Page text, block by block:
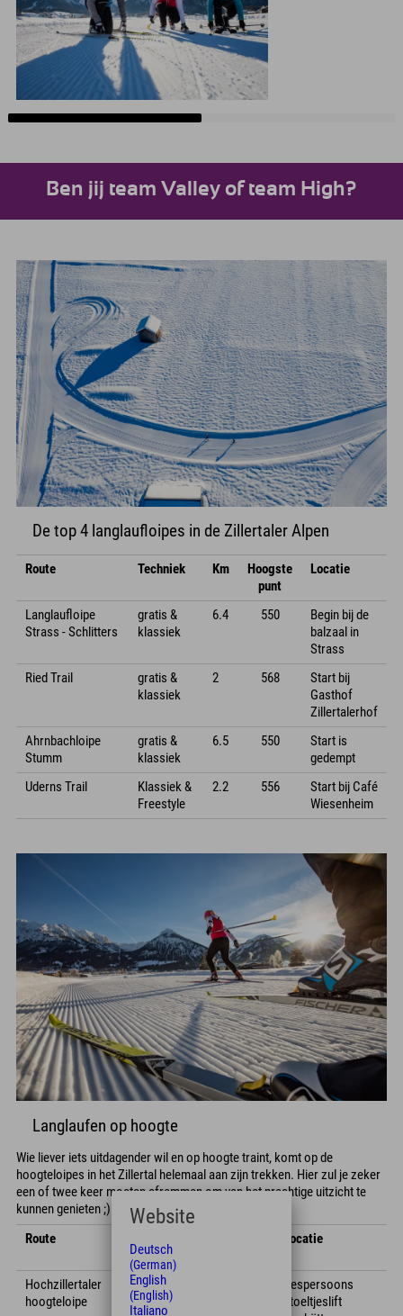
Ben jij team Valley of team High?
De top 4 langlaufloipes in de Zillertaler Alpen
Route Techniek Km
Hoogste
punt
Locatie
Langlaufloipe
Strass - Schlitters
gratis &
klassiek
6.4 550
Begin bij de
balzaal in
Strass
Ried Trail
gratis &
klassiek
2 568
Start bij
Gasthof
Zillertalerhof
Ahrnbachloipe
Stumm
gratis &
klassiek
6.5 550
Start is
gedempt
Uderns Trail
Klassiek &
Freestyle
2.2 556
Start bij Café
Wiesenheim
Langlaufen op hoogte
Wie liever iets uitdagender wil en op hoogte traint, komt op de
hoogteloipes in het Zillertal helemaal aan zijn trekken. Hier zul je zeker
een of twee keer moeten afremmen om van het prachtige uitzicht te
kunnen genieten ;)
Route
Locatie
Hochzillertaler
hoogteloipe
klassiek
Zespersoons
stoeltjeslift
Website
Deutsch
(German)
English
(English)
Italiano